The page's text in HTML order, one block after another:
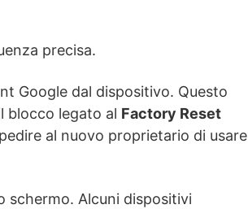
precisa.
Google dal dispositivo. Questo
blocco legato al Factory Reset
al nuovo proprietario di usare
schermo. Alcuni dispositivi